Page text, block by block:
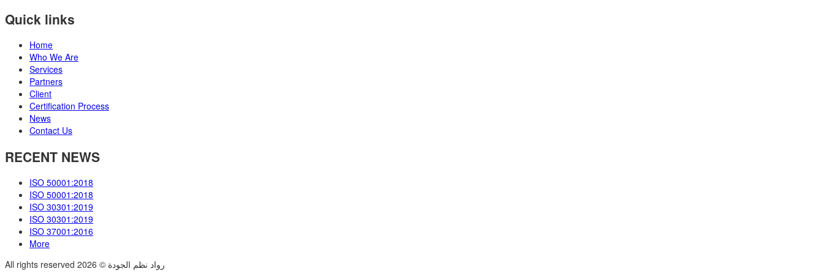
Quick links
Home
Who We Are
Services
Partners
Client
Certification Process
News
Contact Us
RECENT NEWS
ISO 50001:2018
ISO 50001:2018
ISO 30301:2019
ISO 30301:2019
ISO 37001:2016
More
All rights reserved رواد نظم الجودة © 2026